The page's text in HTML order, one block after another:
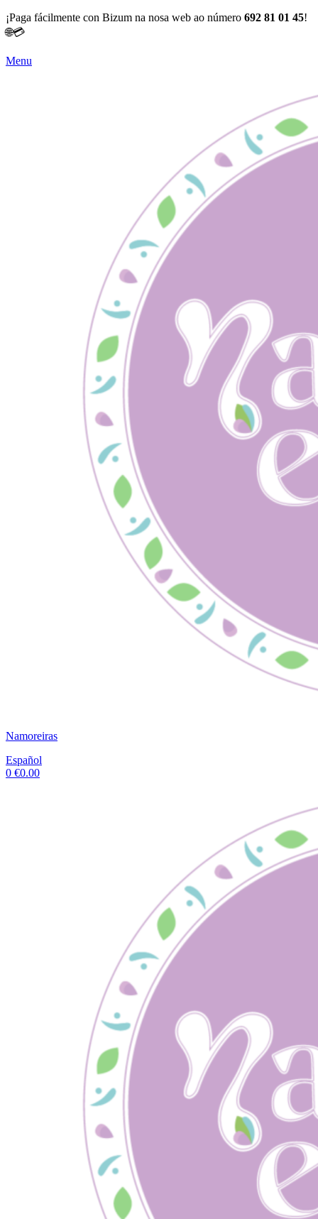
¡Paga fácilmente con Bizum na nosa web ao número 692 81 01 45!
🌐💳
Menu
Namoreiras
Español
0 €0.00